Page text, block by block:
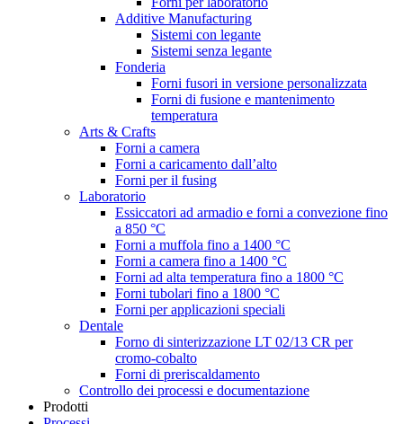
Additive Manufacturing
Sistemi con legante
Sistemi senza legante
Fonderia
Forni fusori in versione personalizzata
Forni di fusione e mantenimento
temperatura
Arts & Crafts
Forni a camera
Forni a caricamento dall’alto
Forni per il fusing
Laboratorio
Essiccatori ad armadio e forni a convezione fino
a 850 °C
Forni a muffola fino a 1400 °C
Forni a camera fino a 1400 °C
Forni ad alta temperatura fino a 1800 °C
Forni tubolari fino a 1800 °C
Forni per applicazioni speciali
Dentale
Forno di sinterizzazione LT 02/13 CR per
cromo-cobalto
Forni di preriscaldamento
Controllo dei processi e documentazione
Prodotti